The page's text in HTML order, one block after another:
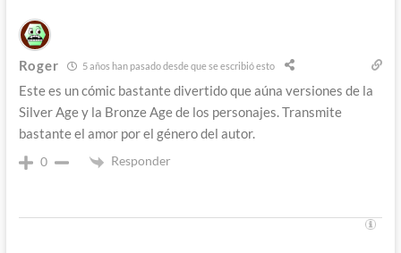
Roger 5 años han pasado desde que se escribió esto
Este es un cómic bastante divertido que aúna versiones de la
Silver Age y la Bronze Age de los personajes. Transmite
bastante el amor por el género del autor.
0 Responder